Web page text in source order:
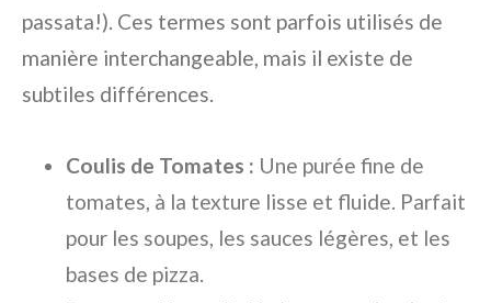
passata!). Ces termes sont parfois utilisés de
manière interchangeable, mais il existe de
subtiles différences.
Coulis de Tomates : Une purée fine de
tomates, à la texture lisse et fluide. Parfait
pour les soupes, les sauces légères, et les
bases de pizza.